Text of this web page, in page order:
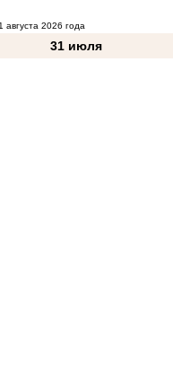
августа 2026 года
31 июля